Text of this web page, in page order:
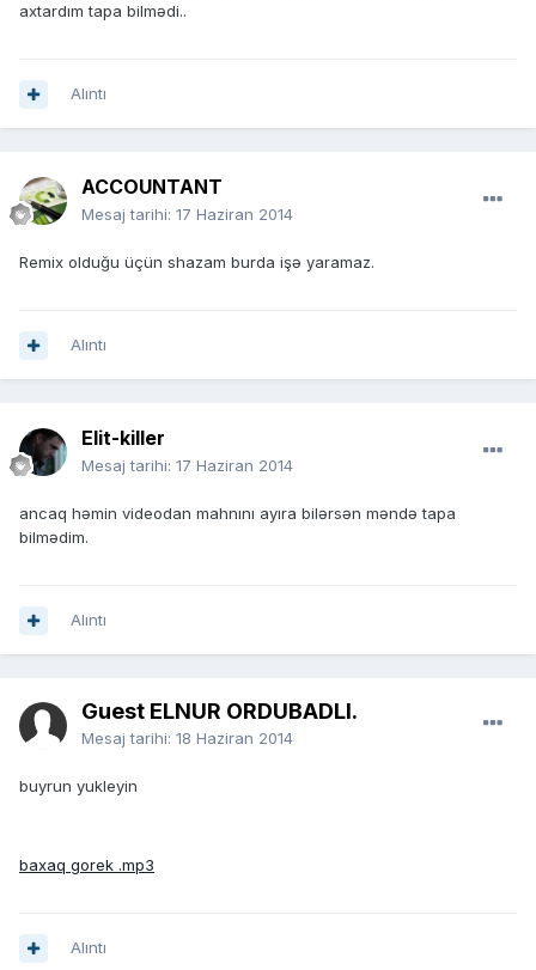
axtardım tapa bilmədi..
Alıntı
ACCOUNTANT
Mesaj tarihi: 17 Haziran 2014
Remix olduğu üçün shazam burda işə yaramaz.
Alıntı
Elit-killer
Mesaj tarihi: 17 Haziran 2014
ancaq həmin videodan mahnını ayıra bilərsən məndə tapa
bilmədim.
Alıntı
Guest ELNUR ORDUBADLI.
Mesaj tarihi: 18 Haziran 2014
buyrun yukleyin
baxaq gorek .mp3
Alıntı